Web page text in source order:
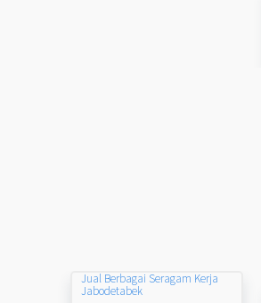
Jual Berbagai Seragam Kerja
Jabodetabek